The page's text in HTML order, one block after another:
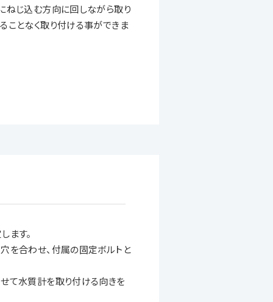
ねじ込む方向に回しながら取り
ことなく取り付ける事ができま
ます。
を合わせ、付属の固定ボルトと
て水質計を取り付ける向きを